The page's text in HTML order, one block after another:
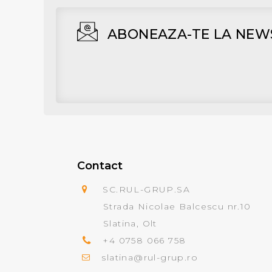
ABONEAZA-TE LA
Contact
SC.RUL-GRUP.SA
Strada Nicolae Balcescu nr.10
Slatina, Olt
+4 0758 066 758
slatina@rul-grup.ro